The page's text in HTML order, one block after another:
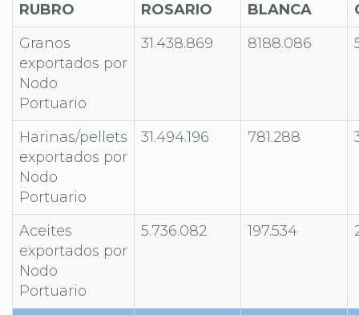
RUBRO
ROSARIO
BLANCA
Granos
exportados por
Nodo
Portuario
31.438.869 8188.086
Harinas/pellets
exportados por
Nodo
Portuario
31.494.196 781.288
Aceites
exportados por
Nodo
Portuario
5.736.082 197.534